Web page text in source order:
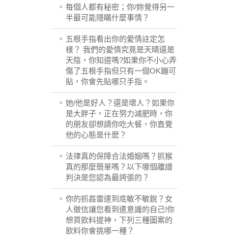
每個人都有秘密；你/妳覺得另一
半最可能隱瞞什麼事情？
五根手指看出你的愛情註定怎
樣？ 我們的愛情究竟是天晴還是
天陰，你知道嗎?如果你不小心弄
傷了五根手指但只有一個OK蹦可
貼，你會先貼哪只手指。
她/他是好人？還是壞人？如果你
是大胖子，正在努力減肥時，你
的朋友卻想請你吃大餐，你直覺
他的心態是什麽？
法律真的保障合法婚姻嗎？抓猴
真的那麼簡單嗎？以下哪個離譜
判決是您認為最誇張的？
你的抓姦雷達到底敏不敏銳？女
人徵信讓您看到遣意識的自己!你
想買飲料提神，下列三種圖案的
飲料你會挑哪一種？